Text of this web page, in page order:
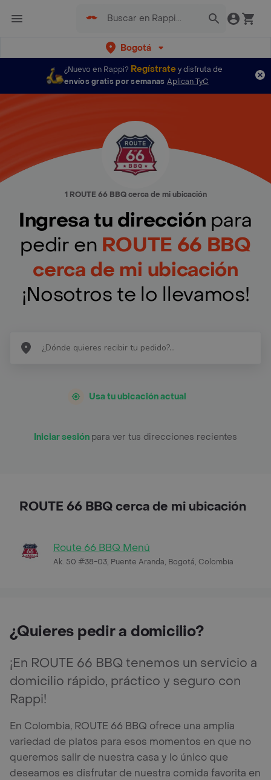
Bogotá
¿Nuevo en Rappi? Regístratey disfruta de
envíos gratis por semanas Aplican TyC
1 ROUTE 66 BBQ cerca de mi ubicación
Ingresa tu dirección para
pedir en ROUTE 66 BBQ
cerca de mi ubicación
¡Nosotros te lo llevamos!
Usa tu ubicación actual
Iniciar sesión para ver tus direcciones recientes
ROUTE 66 BBQ cerca de mi ubicación
Route 66 BBQ Menú
Ak. 50 #38-03, Puente Aranda, Bogotá, Colombia
¿Quieres pedir a domicilio?
¡En ROUTE 66 BBQ tenemos un servicio a
domicilio rápido, práctico y seguro con
Rappi!
En Colombia, ROUTE 66 BBQ ofrece una amplia
variedad de platos para esos momentos en que no
queremos salir de nuestra casa y lo único que
deseamos es disfrutar de nuestra comida favorita en